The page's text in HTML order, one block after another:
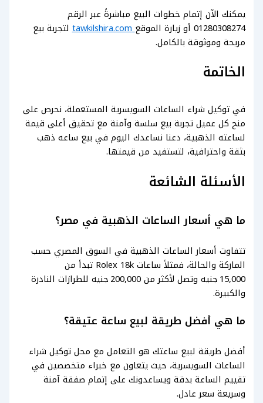
يمكنك الآن إتمام خطوات البيع مباشرةً عبر الرقم
01280308274 أو زيارة الموقع
tawkilshira.com
لتجربة بيع
مريحة وموثوقة بالكامل.
الخاتمة
في توكيل شراء الساعات السويسرية المستعملة، نحرص على
منح كل عميل تجربة بيع سلسة وآمنة مع تحقيق أعلى قيمة
لساعته الذهبية، دعنا نساعدك اليوم في بيع ساعه ذهب
بثقة واحترافية، لتستفيد من قيمتها.
الأسئلة الشائعة
ما هي أسعار الساعات الذهبية في مصر؟
تتفاوت أسعار الساعات الذهبية في السوق المصري حسب
الماركة والحالة، فمثلاً ساعات Rolex 18k تبدأ من
15,000 جنيه وتصل لأكثر من 200,000 جنيه للطرازات النادرة
والكبيرة.
ما هي أفضل طريقة لبيع ساعة عتيقة؟
أفضل طريقة لبيع ساعتك هو التعامل مع محل توكيل شراء
الساعات السويسرية، حيث يتعاون مع خبراء متخصصين في
تقييم الساعة بدقة ويساعدونك على إتمام صفقة آمنة
وسريعة سعر عادل.